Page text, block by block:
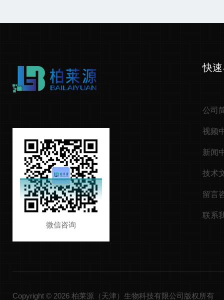
微信咨询
快
公司
视频
新闻
技术
留言
联系
Copyright © 2026 柏莱源（天津）生物科技有限公司版权所有